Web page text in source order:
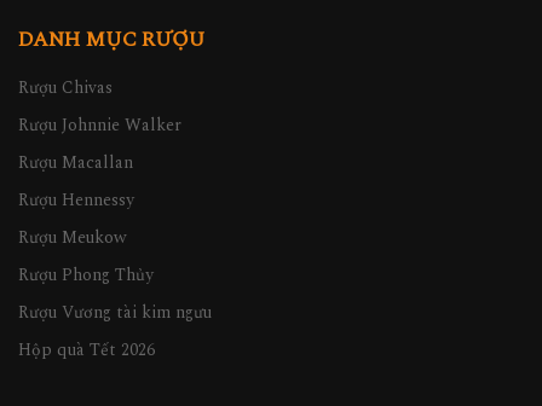
DANH MỤC RƯỢU
Rượu Chivas
Rượu Johnnie Walker
Rượu Macallan
Rượu Hennessy
Rượu Meukow
Rượu Phong Thủy
Rượu Vương tài kim ngưu
Hộp quà Tết 2026